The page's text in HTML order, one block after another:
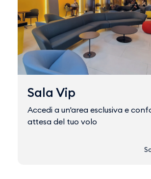
Sala Vip
Accedi a un'area esclusiva e
attesa del tuo volo